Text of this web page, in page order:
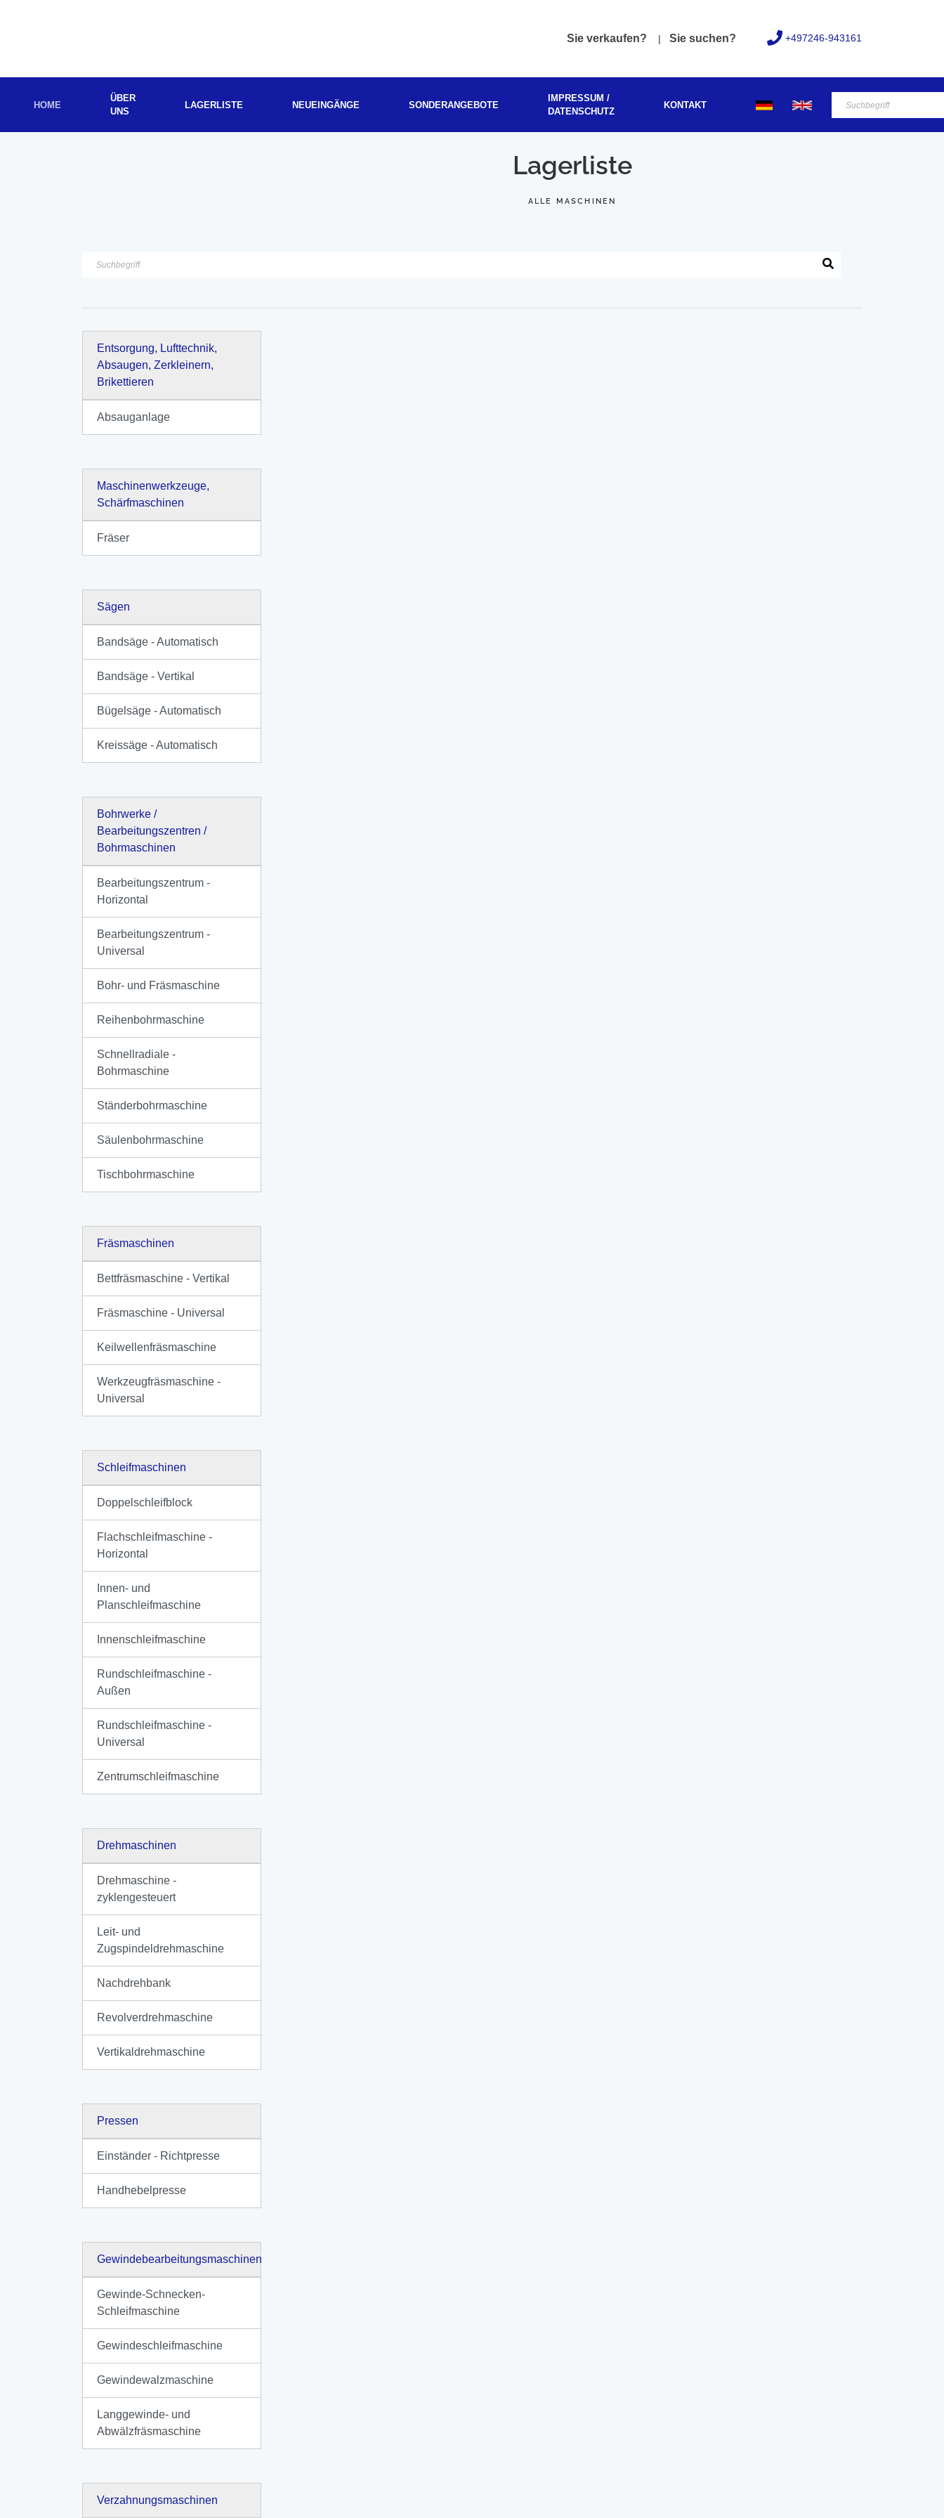
Sie verkaufen? Sie suchen? +497246-943161
HOME
ÜBER
UNS
LAGERLISTE NEUEINGÄNGE SONDERANGEBOTE
IMPRESSUM /
DATENSCHUTZ
KONTAKT
Lagerliste
ALLE MASCHINEN
Entsorgung, Lufttechnik,
Absaugen, Zerkleinern,
Brikettieren
Absauganlage
Maschinenwerkzeuge,
Schärfmaschinen
Fräser
Sägen
Bandsäge - Automatisch
Bandsäge - Vertikal
Bügelsäge - Automatisch
Kreissäge - Automatisch
Bohrwerke /
Bearbeitungszentren /
Bohrmaschinen
Bearbeitungszentrum -
Horizontal
Bearbeitungszentrum -
Universal
Bohr- und Fräsmaschine
Reihenbohrmaschine
Schnellradiale -
Bohrmaschine
Ständerbohrmaschine
Säulenbohrmaschine
Tischbohrmaschine
Fräsmaschinen
Bettfräsmaschine - Vertikal
Fräsmaschine - Universal
Keilwellenfräsmaschine
Werkzeugfräsmaschine -
Universal
Schleifmaschinen
Doppelschleifblock
Flachschleifmaschine -
Horizontal
Innen- und
Planschleifmaschine
Innenschleifmaschine
Rundschleifmaschine -
Außen
Rundschleifmaschine -
Universal
Zentrumschleifmaschine
Drehmaschinen
Drehmaschine -
zyklengesteuert
Leit- und
Zugspindeldrehmaschine
Nachdrehbank
Revolverdrehmaschine
Vertikaldrehmaschine
Pressen
Einständer - Richtpresse
Handhebelpresse
Gewindebearbeitungsmaschinen
Gewinde-Schnecken-
Schleifmaschine
Gewindeschleifmaschine
Gewindewalzmaschine
Langgewinde- und
Abwälzfräsmaschine
Verzahnungsmaschinen